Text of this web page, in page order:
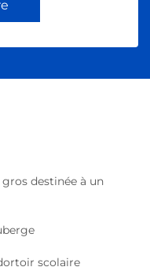
destinée à un
scolaire